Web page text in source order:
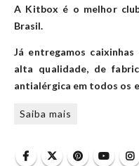
A Kitbox é o melhor
Brasil.
Já entregamos
alta qualidade, de
antialérgica em todos os
Saiba mais